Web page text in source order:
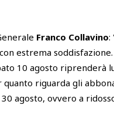
Franco Collavino:
estrema
10 agosto riprenderà
riguarda gli
agosto, ovvero a